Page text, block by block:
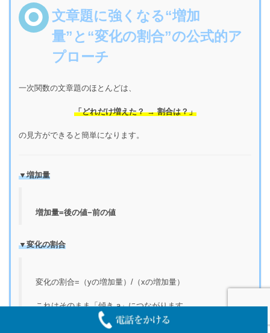
文章題に強くなる“増加
量”と“変化の割合”の公式的ア
プローチ
一次関数の文章題のほとんどは、
「どれだけ増えた？ → 割合は？」
の見方ができると簡単になります。
▼増加量
増加量=後の値−前の値
▼変化の割合
変化の割合=（yの増加量）/（xの増加量）
これはそのまま「傾き a」につながります。